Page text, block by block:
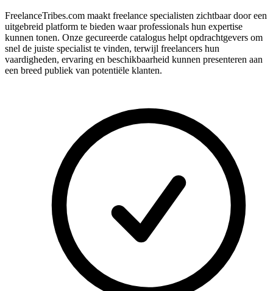
FreelanceTribes.com maakt freelance specialisten zichtbaar door een
uitgebreid platform te bieden waar professionals hun expertise
kunnen tonen. Onze gecureerde catalogus helpt opdrachtgevers om
snel de juiste specialist te vinden, terwijl freelancers hun
vaardigheden, ervaring en beschikbaarheid kunnen presenteren aan
een breed publiek van potentiële klanten.